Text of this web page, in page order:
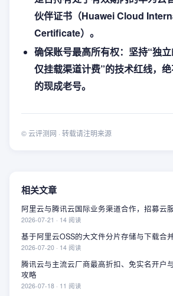
伙伴证书（Huawei Cloud
Certificate）。
确保账号最高所有权：坚持“独
仅挂载渠道计费”的技术红线，
的现成老号。
©云评测网 · 转载请注明来源
相关文章
阿里云与腾讯云国际业务渠道合作，招募云
2026-07-21 · 14 阅读
基于阿里云OSS的大文件分片存储与下载合
2026-07-20 · 14 阅读
腾讯云与主流云厂商最高折扣、免实名开户
攻略
2026-07-18 · 11 阅读